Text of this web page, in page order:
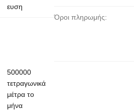
ευση
Όροι πληρωμής:
500000
τετραγωνικά
μέτρα το
μήνα